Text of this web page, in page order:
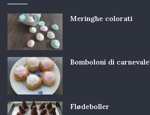
Meringhe colorati
Bomboloni di carnevale
Flødeboller